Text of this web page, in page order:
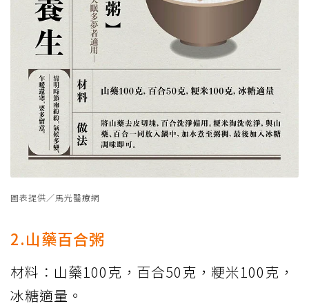
圖表提供／馬光醫療網
2.山藥百合粥
材料：山藥100克，百合50克，粳米100克，
冰糖適量。